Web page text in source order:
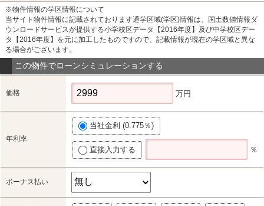
※物件情報の学区情報について
当サイト物件情報に記載されております通学区域(学区)情報は、国土数値情報ダ
ウンロードサービスが提供する小学校区データ【2016年度】及び中学校区デー
タ【2016年度】を元に加工したものですので、記載情報が現在の学区域と異な
る場合がございます。
この物件でローンシミュレーションする
価格 万円
年利率
当社金利 (0.775％)
直接入力する ％
ボーナス払い